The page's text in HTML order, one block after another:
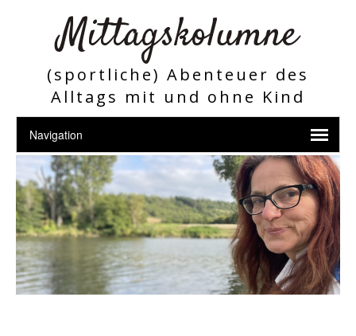
Mittagskolumne
(sportliche) Abenteuer des
Alltags mit und ohne Kind